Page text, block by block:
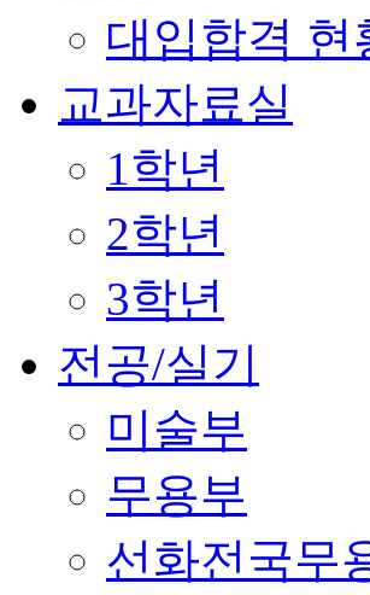
대입합격 현
교과자료실
1학년
2학년
3학년
전공/실기
미술부
무용부
선화전국무